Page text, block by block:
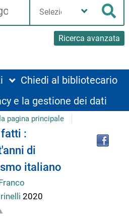
Ricerca avanzata
biblioteca
Chiedi al bibliotecario
e la gestione dei dati
pagina principale
:
di
italiano
2020